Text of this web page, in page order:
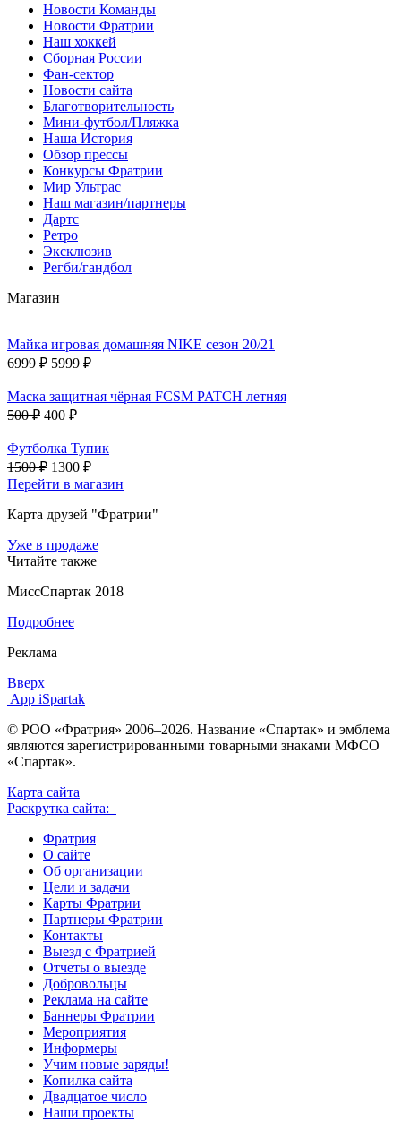
Новости Команды
Новости Фратрии
Наш хоккей
Сборная России
Фан-cектор
Новости сайта
Благотворительность
Мини-футбол/Пляжка
Наша История
Обзор прессы
Конкурсы Фратрии
Мир Ультрас
Наш магазин/партнеры
Дартс
Ретро
Эксклюзив
Регби/гандбол
Магазин
Майка игровая домашняя NIKE сезон 20/21
6999 ₽ 5999 ₽
Маска защитная чёрная FCSM PATCH летняя
500 ₽ 400 ₽
Футболка Тупик
1500 ₽ 1300 ₽
Перейти в магазин
Карта друзей "Фратрии"
Уже в продаже
Читайте также
МиссСпартак 2018
Подробнее
Реклама
Вверх
App iSpartak
© РОО «Фратрия» 2006–2026. Название «Спартак» и эмблема
являются зарегистрированными товарными знаками МФСО
«Спартак».
Карта сайта
Раскрутка сайта:
Фратрия
О сайте
Об организации
Цели и задачи
Карты Фратрии
Партнеры Фратрии
Контакты
Выезд с Фратрией
Отчеты о выезде
Добровольцы
Реклама на сайте
Баннеры Фратрии
Мероприятия
Информеры
Учим новые заряды!
Копилка сайта
Двадцатое число
Наши проекты